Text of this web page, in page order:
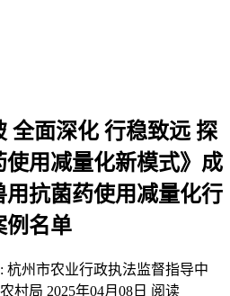
全面深化 行稳致远 探
用减量化新模式》成
用抗菌药使用减量化行
例名单
杭州市农业行政执法监督指导中
村局 2025年04月08日 阅读